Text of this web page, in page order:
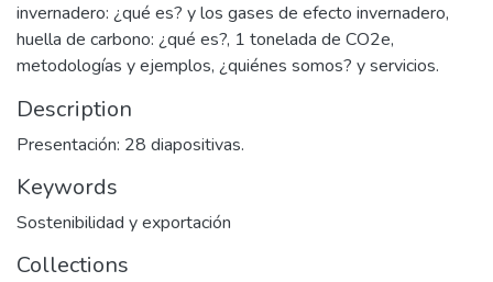
invernadero: ¿qué es? y los gases de efecto invernadero,
huella de carbono: ¿qué es?, 1 tonelada de CO2e,
metodologías y ejemplos, ¿quiénes somos? y servicios.
Description
Presentación: 28 diapositivas.
Keywords
Sostenibilidad y exportación
Collections